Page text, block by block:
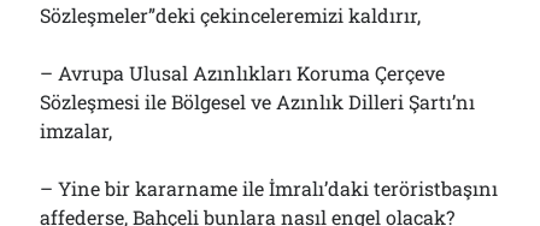
Sözleşmeler”deki çekinceleremizi kaldırır,
– Avrupa Ulusal Azınlıkları Koruma Çerçeve
Sözleşmesi ile Bölgesel ve Azınlık Dilleri Şartı’nı
imzalar,
– Yine bir kararname ile İmralı’daki teröristbaşını
affederse, Bahçeli bunlara nasıl engel olacak?